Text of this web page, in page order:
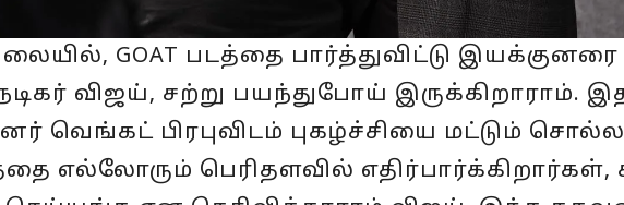
GOAT படத்தை பார்த்துவிட்டு இயக்குனரை
விஜய், சற்று பயந்துபோய் இருக்கிறாராம்.
வெங்கட் பிரபுவிடம் புகழ்ச்சியை மட்டும்
எல்லோரும் பெரிதளவில்